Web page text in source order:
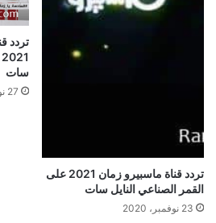
تردد قناة ماسبيرو زمان 2021 على
القمر الصناعي النايل سات
23 نوفمبر، 2020
سات
27 نوفمبر، 2020